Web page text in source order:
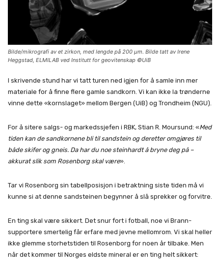
Bilde/mikrografi av et zirkon, med lengde på 200 μm. Bilde tatt av Irene
Heggstad, ELMILAB ved Institutt for geovitenskap ©UiB
I skrivende stund har vi tatt turen ned igjen for å samle inn mer
materiale for å finne flere gamle sandkorn. Vi kan ikke la trønderne
vinne dette «kornslaget» mellom Bergen (UiB) og Trondheim (NGU).
For å sitere salgs- og markedssjefen i RBK, Stian R. Moursund: «Med
tiden kan de sandkornene bli til sandstein og deretter omgjøres til
både skifer og gneis. Da har du noe steinhardt å bryne deg på –
akkurat slik som Rosenborg skal være».
Tar vi Rosenborg sin tabellposisjon i betraktning siste tiden må vi
kunne si at denne sandsteinen begynner å slå sprekker og forvitre.
En ting skal være sikkert. Det snur fort i fotball, noe vi Brann-
supportere smertelig får erfare med jevne mellomrom. Vi skal heller
ikke glemme storhetstiden til Rosenborg for noen år tilbake. Men
når det kommer til Norges eldste mineral er en ting helt sikkert: